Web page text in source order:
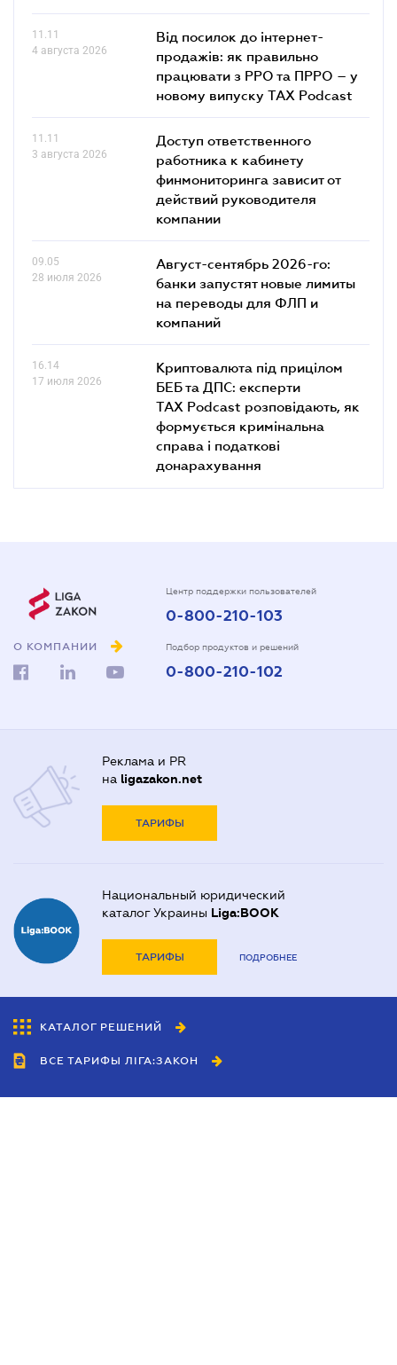
11.11
4 августа 2026
Від посилок до інтернет-
продажів: як правильно
працювати з РРО та ПРРО – у
новому випуску TAX Podcast
11.11
3 августа 2026
Доступ ответственного
работника к кабинету
финмониторинга зависит от
действий руководителя
компании
09.05
28 июля 2026
Август-сентябрь 2026-го:
банки запустят новые лимиты
на переводы для ФЛП и
компаний
16.14
17 июля 2026
Криптовалюта під прицілом
БЕБ та ДПС: експерти
TAX Podcast розповідають, як
формується кримінальна
справа і податкові
донарахування
О КОМПАНИИ
Центр поддержки пользователей
0-800-210-103
Подбор продуктов и решений
0-800-210-102
Реклама и PR
на ligazakon.net
ТАРИФЫ
Национальный юридический
каталог Украины Liga:BOOK
ТАРИФЫ ПОДРОБНЕЕ
КАТАЛОГ РЕШЕНИЙ
ВСЕ ТАРИФЫ ЛІГА:ЗАКОН